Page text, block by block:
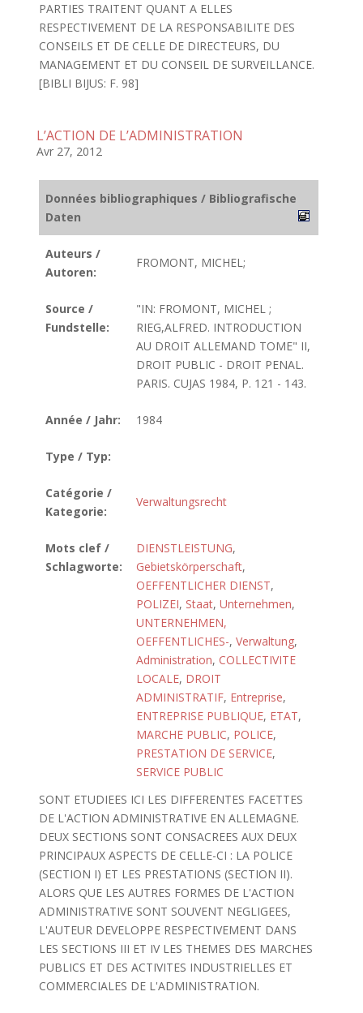
PARTIES TRAITENT QUANT A ELLES
RESPECTIVEMENT DE LA RESPONSABILITE DES
CONSEILS ET DE CELLE DE DIRECTEURS, DU
MANAGEMENT ET DU CONSEIL DE SURVEILLANCE.
[BIBLI BIJUS: F. 98]
L’ACTION DE L’ADMINISTRATION
Avr 27, 2012
Données bibliographiques / Bibliografische
Daten
Auteurs /
Autoren:
FROMONT, MICHEL;
Source /
Fundstelle:
"IN: FROMONT, MICHEL ;
RIEG,ALFRED. INTRODUCTION
AU DROIT ALLEMAND TOME" II,
DROIT PUBLIC - DROIT PENAL.
PARIS. CUJAS 1984, P. 121 - 143.
Année / Jahr: 1984
Type / Typ:
Catégorie /
Kategorie:
Verwaltungsrecht
Mots clef /
Schlagworte:
DIENSTLEISTUNG,
Gebietskörperschaft,
OEFFENTLICHER DIENST,
POLIZEI, Staat, Unternehmen,
UNTERNEHMEN,
OEFFENTLICHES-, Verwaltung,
Administration, COLLECTIVITE
LOCALE, DROIT
ADMINISTRATIF, Entreprise,
ENTREPRISE PUBLIQUE, ETAT,
MARCHE PUBLIC, POLICE,
PRESTATION DE SERVICE,
SERVICE PUBLIC
SONT ETUDIEES ICI LES DIFFERENTES FACETTES
DE L'ACTION ADMINISTRATIVE EN ALLEMAGNE.
DEUX SECTIONS SONT CONSACREES AUX DEUX
PRINCIPAUX ASPECTS DE CELLE-CI : LA POLICE
(SECTION I) ET LES PRESTATIONS (SECTION II).
ALORS QUE LES AUTRES FORMES DE L'ACTION
ADMINISTRATIVE SONT SOUVENT NEGLIGEES,
L'AUTEUR DEVELOPPE RESPECTIVEMENT DANS
LES SECTIONS III ET IV LES THEMES DES MARCHES
PUBLICS ET DES ACTIVITES INDUSTRIELLES ET
COMMERCIALES DE L'ADMINISTRATION.